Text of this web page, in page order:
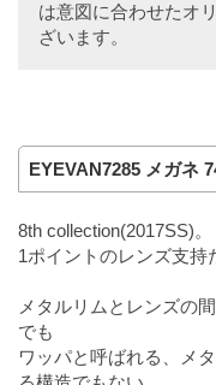
は意図に合わせたオ
ざいます。
EYEVAN7285 メガネ
8th collection(2017SS)。
1ポイントのレンズ支持
メタルリムとレンズの
でも
ワッパと呼ばれる、メ